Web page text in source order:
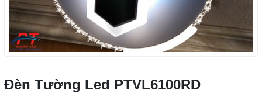
Đèn Tường Led PTVL6100RD